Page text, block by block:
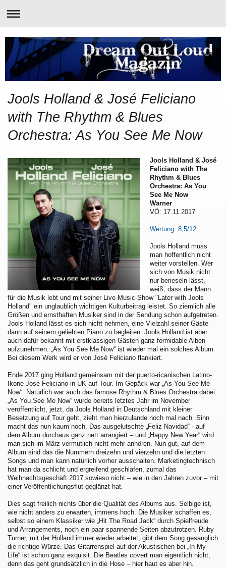
Jools Holland & José Feliciano
with The Rhythm & Blues
Orchestra: As You See Me Now
Jools Holland & José
Feliciano with The
Rhythm & Blues
Orchestra: As You
See Me Now
Warner
VÖ: 17.11.2017
Wertung: 8,5/12
Jools Holland muss
man hoffentlich nicht
weiter vorstellen. Wer
sich von Musik nicht
nur berieseln lässt,
weiß, dass der Mann
für die Musik lebt und mit seiner Live-Music-Show "Later with Jools
Holland" ein unglaublich wichtigen Kulturbeitrag leistet. So ziemlich alle
Größen und ernsthaften Musiker sind in der Sendung schon aufgetreten.
Jools Holland lässt es sich nicht nehmen, eine Vielzahl seiner Gäste
dann auf seinem geliebten Piano zu begleiten. Jools Holland ist aber
auch dafür bekannt mit erstklassigen Gästen ganz formidable Alben
aufzunehmen. „As You See Me Now“ ist wieder mal ein solches Album.
Bei diesem Werk wird er von José Feliciano flankiert.
Ende 2017 ging Holland gemeinsam mit der puerto-ricanischen Latino-
Ikone José Feliciano in UK auf Tour. Im Gepäck war „As You See Me
Now“. Natürlich war auch das famose Rhythm & Blues Orchestra dabei.
„As You See Me Now“ wurde bereits letztes Jahr im November
veröffentlicht, jetzt, da Jools Holland in Deutschland mit kleiner
Besetzung auf Tour geht, zieht man hierzulande noch mal nach. Sinn
macht das nun kaum noch. Das ausgelutschte „Feliz Navidad“ - auf
dem Album durchaus ganz nett arrangiert – und „Happy New Year“ wird
man sich im März vermutlich nicht mehr anhören. Nun gut, auf dem
Album sind das die Nummern dreizehn und vierzehn und die letzten
Songs und man kann natürlich vorher ausschalten. Marketingtechnisch
hat man da schlicht und ergreifend geschlafen, zumal das
Weihnachtsgeschäft 2017 sowieso nicht – wie in den Jahren zuvor – mit
einer Veröffentlichungsflut geglänzt hat.
Dies sagt freilich nichts über die Qualität des Albums aus. Selbige ist,
wie nicht anders zu erwarten, immens hoch. Die Musiker schaffen es,
selbst so einem Klassiker wie „Hit The Road Jack“ durch Spielfreude
und Arrangements, noch ein paar spannende Seiten abzutrotzen. Ruby
Turner, mit der Holland immer wieder arbeitet, gibt dem Song gesanglich
die richtige Würze. Das Gitarrenspiel auf der Akustischen bei „In My
Life“ ist schon ganz exquisit. Die Beatles covert man eigentlich nicht,
denn das geht grundsätzlich in die Hose – hier haut es aber hin.